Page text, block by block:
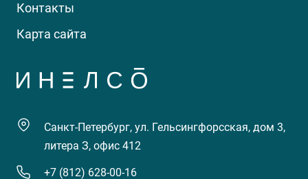
Контакты
Карта сайта
Санкт-Петербург, ул. Гельсингфорсская, дом 3,
литера З, офис 412
+7 (812) 628-00-16